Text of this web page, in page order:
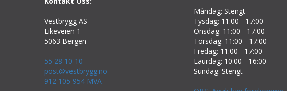
Vestbrygg AS
Eikeveien 1
5063 Bergen
55 28 10 10
post@vestbrygg.no
912 105 954 MVA
Måndag: Stengt
Tysdag: 11:00 - 17:00
Onsdag: 11:00 - 17:00
Torsdag: 11:00 - 17:00
Fredag: 11:00 - 17:00
Laurdag: 10:00 - 16:00
Sundag: Stengt